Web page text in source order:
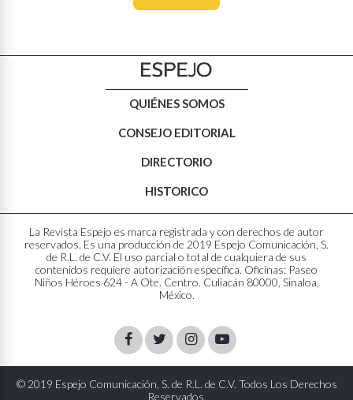
QUIÉNES SOMOS
CONSEJO EDITORIAL
DIRECTORIO
HISTORICO
La Revista Espejo es marca registrada y con derechos de autor
reservados. Es una producción de 2019 Espejo Comunicación, S.
de R.L. de C.V. El uso parcial o total de cualquiera de sus
contenidos requiere autorización específica. Oficinas: Paseo
Niños Héroes 624 - A Ote. Centro. Culiacán 80000, Sinaloa,
México.
FacebookTwitterInstagram
Youtube
© 2019 Espejo Comunicación, S. de R.L. de C.V. Todos Los Derechos
Reservados.